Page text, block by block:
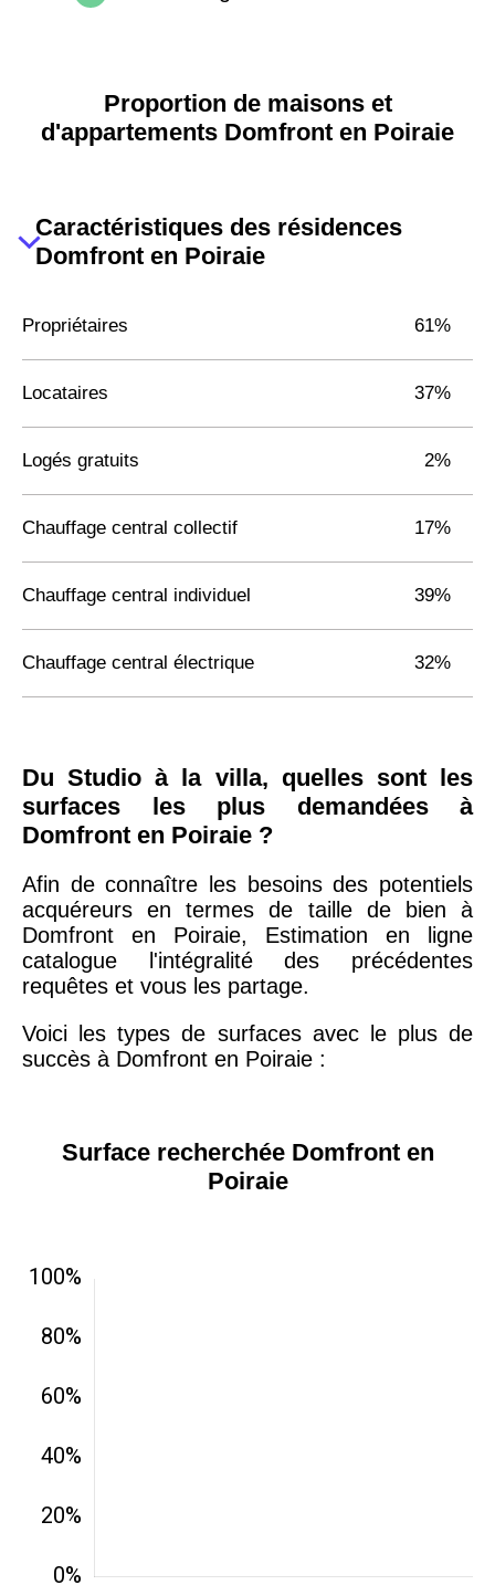
Proportion de maisons et
d'appartements Domfront en Poiraie
Caractéristiques des résidences
Domfront en Poiraie
Propriétaires 61%
Locataires 37%
Logés gratuits 2%
Chauffage central collectif 17%
Chauffage central individuel 39%
Chauffage central électrique 32%
Du Studio à la villa, quelles sont les
surfaces les plus demandées à
Domfront en Poiraie ?
Afin de connaître les besoins des potentiels
acquéreurs en termes de taille de bien à
Domfront en Poiraie, Estimation en ligne
catalogue l'intégralité des précédentes
requêtes et vous les partage.
Voici les types de surfaces avec le plus de
succès à Domfront en Poiraie :
Surface recherchée Domfront en
Poiraie